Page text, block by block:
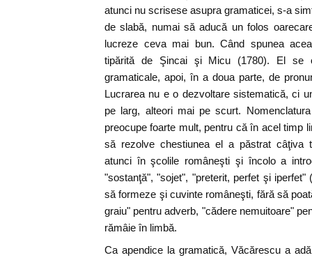
atunci nu scrisese asupra gramaticei, s-a
de slabă, numai să aducă un folos
lucreze ceva mai bun. Când spunea
tipărită de Şincai şi Micu (1780). El se
gramaticale, apoi, în a doua parte, de
Lucrarea nu e o dezvoltare sistematică, ci
pe larg, alteori mai pe scurt.
preocupe foarte mult, pentru că în acel timp
să rezolve chestiunea el a păstrat câţiva
atunci în şcolile româneşti şi încolo a
"sostanţă", "sojet", "preterit, perfet şi
să formeze şi cuvinte româneşti, fără să
graiu" pentru adverb, "cădere nemuitoare"
rămâie în limbă.
Ca apendice la gramatică, Văcărescu a